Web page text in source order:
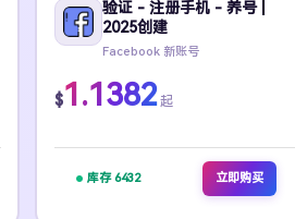
验证 - 注册手机 - 养号 |
2025创建
Facebook 新账号
$1.1382起
库存 6432 立即购买